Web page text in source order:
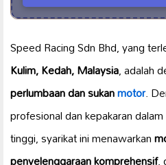
Speed Racing Sdn Bhd, yang
Kulim, Kedah, Malaysia, adalah
perlumbaan dan sukanmotor.
profesional dan kepakaran
tinggi, syarikat ini menawarkan